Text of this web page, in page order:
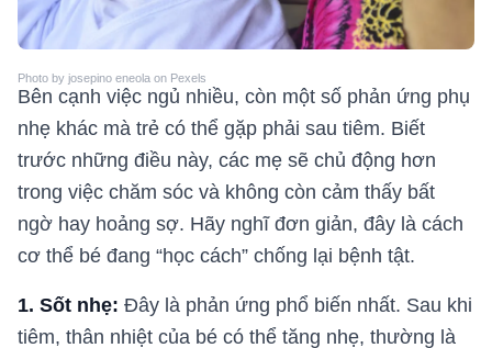
Photo by josepino eneola on Pexels
Bên cạnh việc ngủ nhiều, còn một số phản ứng phụ
nhẹ khác mà trẻ có thể gặp phải sau tiêm. Biết
trước những điều này, các mẹ sẽ chủ động hơn
trong việc chăm sóc và không còn cảm thấy bất
ngờ hay hoảng sợ. Hãy nghĩ đơn giản, đây là cách
cơ thể bé đang “học cách” chống lại bệnh tật.
1. Sốt nhẹ: Đây là phản ứng phổ biến nhất. Sau khi
tiêm, thân nhiệt của bé có thể tăng nhẹ, thường là